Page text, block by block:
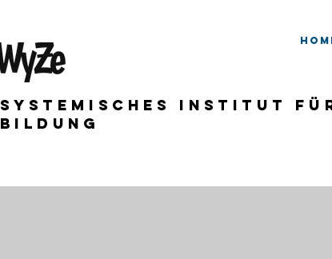
Systemisches Institut
bildung